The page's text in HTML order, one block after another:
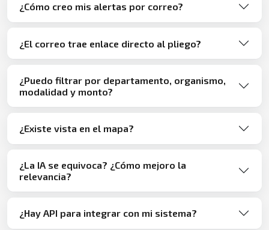
¿Cómo creo mis alertas por correo?
¿El correo trae enlace directo al pliego?
¿Puedo filtrar por departamento, organismo,
modalidad y monto?
¿Existe vista en el mapa?
¿La IA se equivoca? ¿Cómo mejoro la
relevancia?
¿Hay API para integrar con mi sistema?